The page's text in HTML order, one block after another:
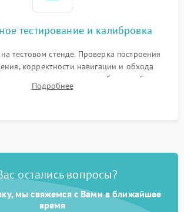
тестирование и калибровка
тестовом стенде. Проверка построения
корректности навигации и обхода
силы всасывания и работы турбины.
возврата на док-станцию и
Подробнее
остались вопросы?
мы свяжемся с Вами в ближайшее
время